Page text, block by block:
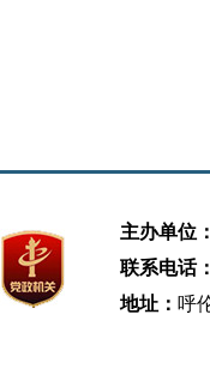
主办单位：
联系电话：
地址： 呼